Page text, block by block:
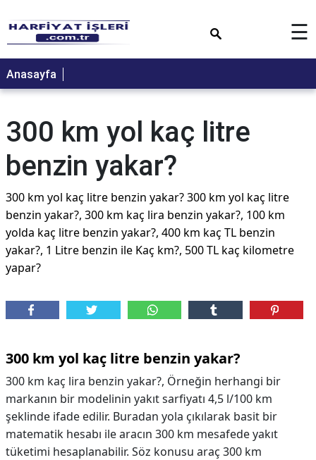
☰
Anasayfa
300 km yol kaç litre
benzin yakar?
300 km yol kaç litre benzin yakar? 300 km yol kaç litre
benzin yakar?, 300 km kaç lira benzin yakar?, 100 km
yolda kaç litre benzin yakar?, 400 km kaç TL benzin
yakar?, 1 Litre benzin ile Kaç km?, 500 TL kaç kilometre
yapar?
300 km yol kaç litre benzin yakar?
300 km kaç lira benzin yakar?, Örneğin herhangi bir
markanın bir modelinin yakıt sarfiyatı 4,5 l/100 km
şeklinde ifade edilir. Buradan yola çıkılarak basit bir
matematik hesabı ile aracın 300 km mesafede yakıt
tüketimi hesaplanabilir. Söz konusu araç 300 km